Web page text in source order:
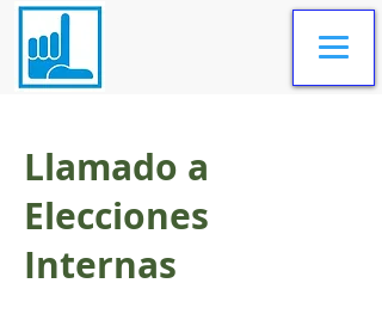
Llamado a
Elecciones
Internas